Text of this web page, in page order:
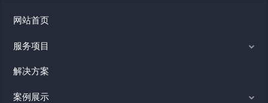
网站首页
服务项目
解决方案
案例展示